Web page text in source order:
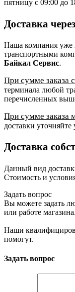
пятницу с 09:00 до
Доставка
Наша компания уже
транспортными
Байкал Сервис.
При сумме заказа
терминала любой
перечисленных
При сумме заказа
доставки
Доставка
Данный вид
Стоимость и
Задать вопрос
Вы можете задать
или работе магазина.
Наши
помогут.
Задать вопрос